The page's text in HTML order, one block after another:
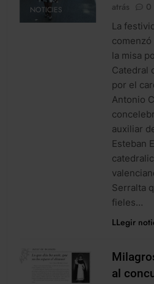
NOTICIES
atrás
0
La
comenzó
la misa
Catedral
por el
Antonio
auxiliar
Esteban
Serralta
fieles…
LLegir
al